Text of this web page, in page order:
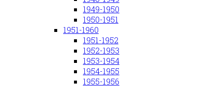
1949-1950
1950-1951
1951-1960
1951-1952
1952-1953
1953-1954
1954-1955
1955-1956